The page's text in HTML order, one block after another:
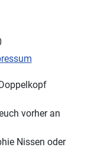
vorher an
Nissen oder